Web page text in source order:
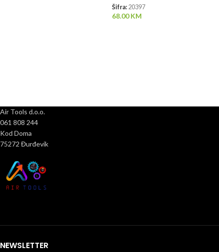
Šifra: 20397
68.00KM
Air Tools d.o.o.
061 808 244
Kod Doma
75272 Đurđevik
NEWSLETTER